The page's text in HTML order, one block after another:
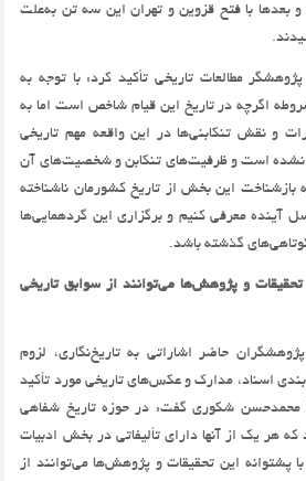
و بعدها با فتح قزوین و تهران این سه تن به‌علت
مطالعات تاریخی تأکید کرد: با توجه به
اگرچه در تاریخ این قیام شاخص است اما به
و نقش تنکابنی‌ها در این واقعه مهم تاریخی
نشده است و ظرفیت‌های تنکابن و شخصیت‌های آن
بازشناخت این بخش از تاریخ کشورمان ناشناخته
آینده معرفی کنیم و برگزاری این گردهمایی‌ها
گذشته باشد.
و پژوهش‌ها می‌توانند از سوابق تاریخی
حاضر اشاراتی به تاریخ‌نگاری، لزوم
اسناد، مدارک و عکس‌های تاریخی مورد تأکید
محمدحسن شکوری گفت: در حوزه تاریخ شفاهی
که هر یک از آنها دارای تألیفاتی در بخش ادبیات
پشتوانه این تحقیقات و پژوهش‌ها می‌توانند از